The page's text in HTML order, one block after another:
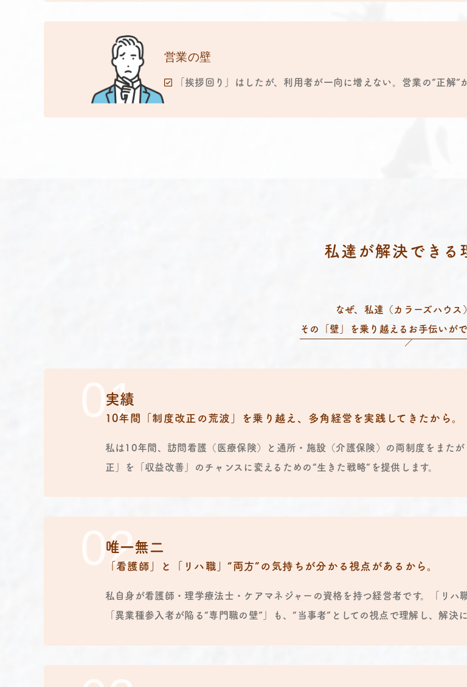
営業の壁
「挨拶回り」はしたが、利用者が一向に増えない。営業の“正解”
私達が解決できる
なぜ、私達（カラーズハウス
その「壁」を乗り越えるお手伝いが
実績
10年間「制度改正の荒波」を乗り越え、多角経営を実践してきたから。
私は10年間、訪問看護（医療保険）と通所・施設（介護保険）の両制度をまた
正」を「収益改善」のチャンスに変えるための“生きた戦略”を提供します。
唯一無二
「看護師」と「リハ職」“両方”の気持ちが分かる視点があるから。
私自身が看護師・理学療法士・ケアマネジャーの資格を持つ経営者です。「リハ
「異業種参入者が陥る“専門職の壁”」も、“当事者”としての視点で理解し、解決に